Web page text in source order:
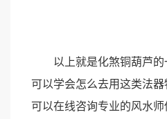
以上就是化煞铜葫芦的
可以学会怎么去用这类法
可以在线咨询专业的风水